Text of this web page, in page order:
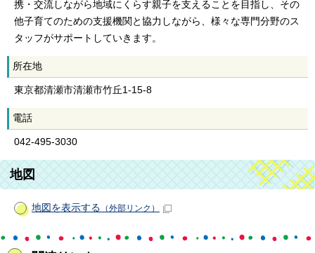
携・交流しながら地域にくらす親子を支えることを目指し、その
他子育てのための支援機関と協力しながら、様々な専門分野のス
タッフがサポートしていきます。
所在地
東京都清瀬市清瀬市竹丘1-15-8
電話
042-495-3030
地図
地図を表示する （外部リンク）